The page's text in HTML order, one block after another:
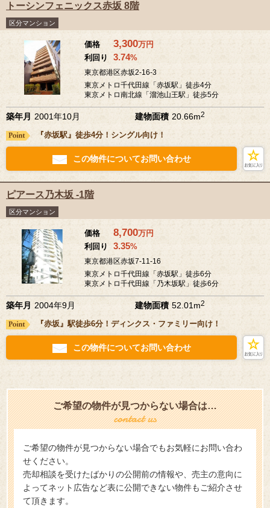
トーシンフェニックス赤坂 8階
区分マンション
価格 3,300万円
利回り
3.74%
東京都港区赤坂2-16-3
東京メトロ千代田線「赤坂駅」徒歩4分
東京メトロ南北線「溜池山王駅」徒歩5分
築年月 2001年10月 建物面積 20.66m2
『赤坂駅』徒歩4分！シングル向け！
この物件についてお問い合わせ
ピアース乃木坂 -1階
区分マンション
価格 8,700万円
利回り
3.35%
東京都港区赤坂7-11-16
東京メトロ千代田線「赤坂駅」徒歩6分
東京メトロ千代田線「乃木坂駅」徒歩6分
築年月 2004年9月 建物面積 52.01m2
『赤坂』駅徒歩6分！ディンクス・ファミリー向け！
この物件についてお問い合わせ
ご希望の物件が見つからない場合は…
ご希望の物件が見つからない場合でもお気軽にお問い合わ
せください。
売却相談を受けたばかりの公開前の情報や、売主の意向に
よってネット広告など表に公開できない物件もご紹介させ
て頂きます。